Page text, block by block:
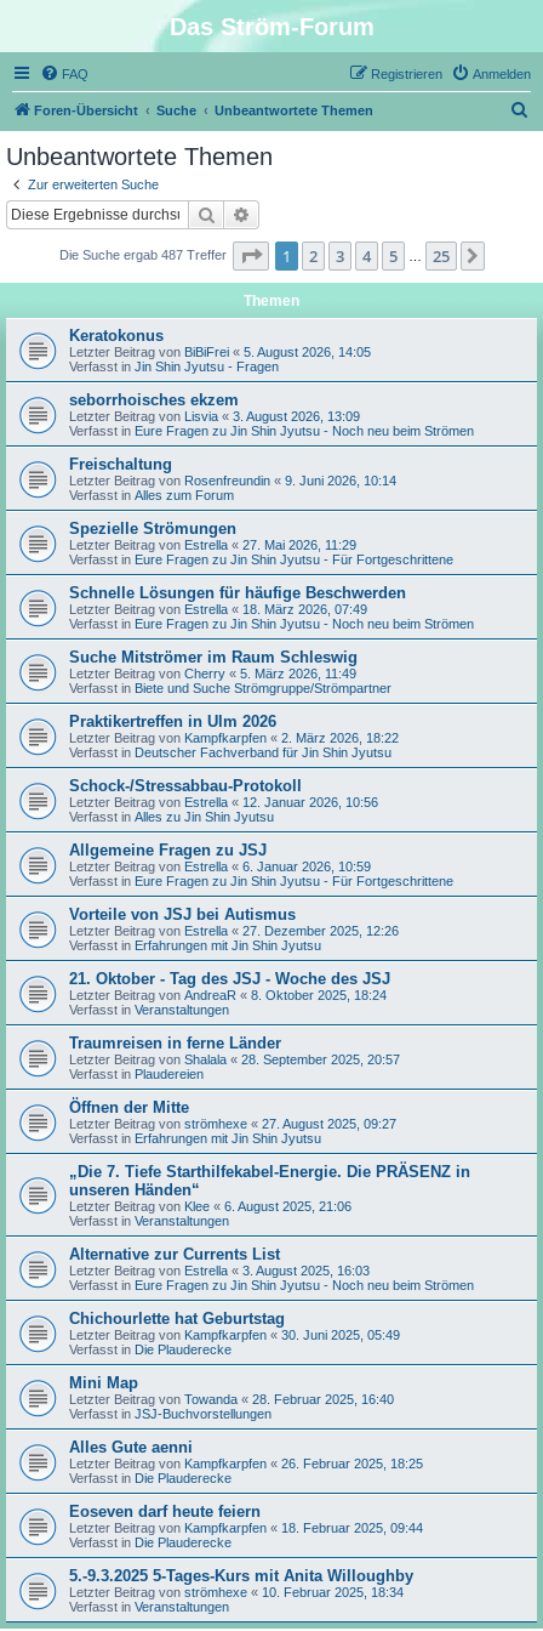
Das Ström-Forum
FAQ Anmelden
Registrieren
Foren-Übersicht Suche Unbeantwortete Themen
Unbeantwortete Themen
Zur erweiterten Suche
Suche
Die Suche ergab 487 Treffer Seite 1von 25
1 2 3 4 5 25
Themen
Keratokonus
Letzter Beitrag von BiBiFrei « 5. August 2026, 14:05
Verfasst in Jin Shin Jyutsu - Fragen
seborrhoisches ekzem
Letzter Beitrag von Lisvia « 3. August 2026, 13:09
Verfasst in Eure Fragen zu Jin Shin Jyutsu - Noch neu beim Strömen
Freischaltung
Letzter Beitrag von Rosenfreundin « 9. Juni 2026, 10:14
Verfasst in Alles zum Forum
Spezielle Strömungen
Letzter Beitrag von Estrella « 27. Mai 2026, 11:29
Verfasst in Eure Fragen zu Jin Shin Jyutsu - Für Fortgeschrittene
Schnelle Lösungen für häufige Beschwerden
Letzter Beitrag von Estrella « 18. März 2026, 07:49
Verfasst in Eure Fragen zu Jin Shin Jyutsu - Noch neu beim Strömen
Suche Mitströmer im Raum Schleswig
Letzter Beitrag von Cherry « 5. März 2026, 11:49
Verfasst in Biete und Suche Strömgruppe/Strömpartner
Praktikertreffen in Ulm 2026
Letzter Beitrag von Kampfkarpfen « 2. März 2026, 18:22
Verfasst in Deutscher Fachverband für Jin Shin Jyutsu
Schock-/Stressabbau-Protokoll
Letzter Beitrag von Estrella « 12. Januar 2026, 10:56
Verfasst in Alles zu Jin Shin Jyutsu
Allgemeine Fragen zu JSJ
Letzter Beitrag von Estrella « 6. Januar 2026, 10:59
Verfasst in Eure Fragen zu Jin Shin Jyutsu - Für Fortgeschrittene
Vorteile von JSJ bei Autismus
Letzter Beitrag von Estrella « 27. Dezember 2025, 12:26
Verfasst in Erfahrungen mit Jin Shin Jyutsu
21. Oktober - Tag des JSJ - Woche des JSJ
Letzter Beitrag von AndreaR « 8. Oktober 2025, 18:24
Verfasst in Veranstaltungen
Traumreisen in ferne Länder
Letzter Beitrag von Shalala « 28. September 2025, 20:57
Verfasst in Plaudereien
Öffnen der Mitte
Letzter Beitrag von strömhexe « 27. August 2025, 09:27
Verfasst in Erfahrungen mit Jin Shin Jyutsu
„Die 7. Tiefe Starthilfekabel-Energie. Die PRÄSENZ in
unseren Händen“
Letzter Beitrag von Klee « 6. August 2025, 21:06
Verfasst in Veranstaltungen
Alternative zur Currents List
Letzter Beitrag von Estrella « 3. August 2025, 16:03
Verfasst in Eure Fragen zu Jin Shin Jyutsu - Noch neu beim Strömen
Chichourlette hat Geburtstag
Letzter Beitrag von Kampfkarpfen « 30. Juni 2025, 05:49
Verfasst in Die Plauderecke
Mini Map
Letzter Beitrag von Towanda « 28. Februar 2025, 16:40
Verfasst in JSJ-Buchvorstellungen
Alles Gute aenni
Letzter Beitrag von Kampfkarpfen « 26. Februar 2025, 18:25
Verfasst in Die Plauderecke
Eoseven darf heute feiern
Letzter Beitrag von Kampfkarpfen « 18. Februar 2025, 09:44
Verfasst in Die Plauderecke
5.-9.3.2025 5-Tages-Kurs mit Anita Willoughby
Letzter Beitrag von strömhexe « 10. Februar 2025, 18:34
Verfasst in Veranstaltungen